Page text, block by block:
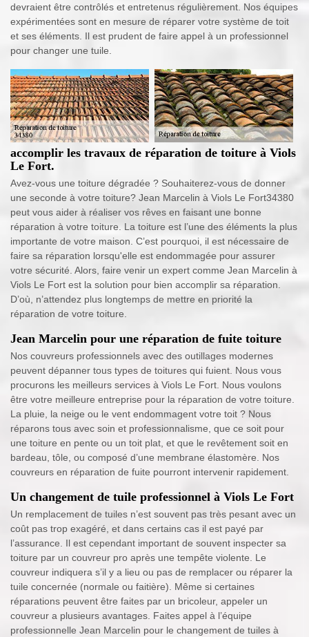
devraient être contrôlés et entretenus régulièrement. Nos équipes
expérimentées sont en mesure de réparer votre système de toit
et ses éléments. Il est prudent de faire appel à un professionnel
pour changer une tuile.
accomplir les travaux de réparation de toiture à Viols
Le Fort.
Avez-vous une toiture dégradée ? Souhaiterez-vous de donner
une seconde à votre toiture? Jean Marcelin à Viols Le Fort34380
peut vous aider à réaliser vos rêves en faisant une bonne
réparation à votre toiture. La toiture est l’une des éléments la plus
importante de votre maison. C’est pourquoi, il est nécessaire de
faire sa réparation lorsqu'elle est endommagée pour assurer
votre sécurité. Alors, faire venir un expert comme Jean Marcelin à
Viols Le Fort est la solution pour bien accomplir sa réparation.
D’où, n’attendez plus longtemps de mettre en priorité la
réparation de votre toiture.
Jean Marcelin pour une réparation de fuite toiture
Nos couvreurs professionnels avec des outillages modernes
peuvent dépanner tous types de toitures qui fuient. Nous vous
procurons les meilleurs services à Viols Le Fort. Nous voulons
être votre meilleure entreprise pour la réparation de votre toiture.
La pluie, la neige ou le vent endommagent votre toit ? Nous
réparons tous avec soin et professionnalisme, que ce soit pour
une toiture en pente ou un toit plat, et que le revêtement soit en
bardeau, tôle, ou composé d’une membrane élastomère. Nos
couvreurs en réparation de fuite pourront intervenir rapidement.
Un changement de tuile professionnel à Viols Le Fort
Un remplacement de tuiles n’est souvent pas très pesant avec un
coût pas trop exagéré, et dans certains cas il est payé par
l’assurance. Il est cependant important de souvent inspecter sa
toiture par un couvreur pro après une tempête violente. Le
couvreur indiquera s’il y a lieu ou pas de remplacer ou réparer la
tuile concernée (normale ou faitière). Même si certaines
réparations peuvent être faites par un bricoleur, appeler un
couvreur a plusieurs avantages. Faites appel à l’équipe
professionnelle Jean Marcelin pour le changement de tuiles à